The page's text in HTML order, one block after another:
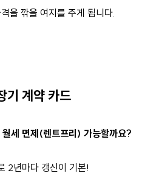
을 깎을 여지를 주게 됩니다.
기 계약 카드
세 면제(렌트프리) 가능할까요?
2년마다 갱신이 기본!